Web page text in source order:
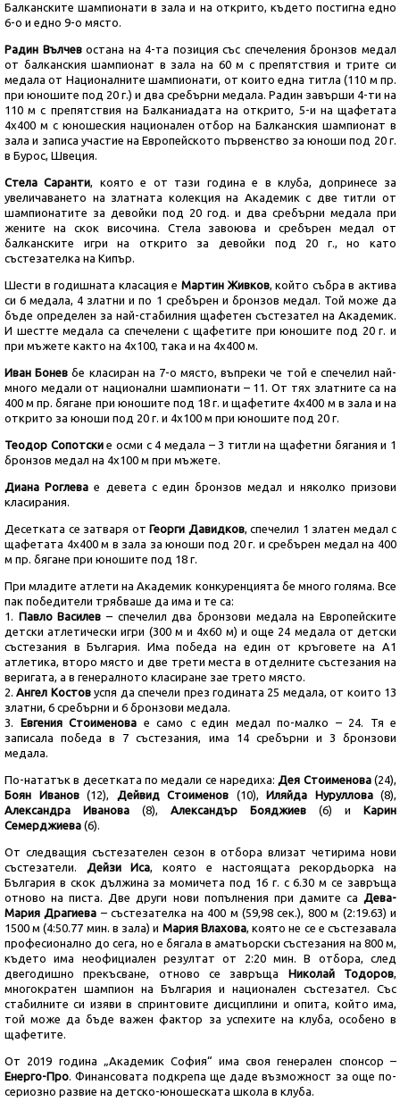
Балканските шампионати в зала и на открито, където постигна едно
6-о и едно 9-о място.
Радин Вълчевостана на 4-та позиция със спечеления бронзов медал
от балканския шампионат в зала на 60 м с препятствия и трите си
медала от Националните шампионати, от които една титла (110 м пр.
при юношите под 20 г.) и два сребърни медала. Радин завърши 4-ти на
110 м с препятствия на Балканиадата на открито, 5-и на щафетата
4х400 м с юношеския национален отбор на Балканския шампионат в
зала и записа участие на Европейското първенство за юноши под 20 г.
в Бурос, Швеция.
Стела Саранти, която е от тази година е в клуба, допринесе за
увеличаването на златната колекция на Академик с две титли от
шампионатите за девойки под 20 год. и два сребърни медала при
жените на скок височина. Стела завоюва и сребърен медал от
балканските игри на открито за девойки под 20 г., но като
състезателка на Кипър.
Шести в годишната класация еМартин Живков, който събра в актива
си 6 медала, 4 златни и по 1 сребърен и бронзов медал. Той може да
бъде определен за най-стабилния щафетен състезател на Академик.
И шестте медала са спечелени с щафетите при юношите под 20 г. и
при мъжете както на 4х100, така и на 4х400 м.
Иван Бонев бе класиран на 7-о място, въпреки че той е спечелил най-
много медали от национални шампионати – 11. От тях златните са на
400 м пр. бягане при юношите под 18 г. и щафетите 4х400 м в зала и на
открито за юноши под 20 г. и 4х100 м при юношите под 20 г.
Теодор Сопотские осми с 4 медала – 3 титли на щафетни бягания и 1
бронзов медал на 4х100 м при мъжете.
Диана Роглева е девета с един бронзов медал и няколко призови
класирания.
Десетката се затваря отГеорги Давидков, спечелил 1 златен медал с
щафетата 4х400 м в зала за юноши под 20 г. и сребърен медал на 400
м пр. бягане при юношите под 18 г.
При младите атлети на Академик конкуренцията бе много голяма. Все
пак победители трябваше да има и те са:
1. Павло Василев – спечелил два бронзови медала на Европейските
детски атлетически игри (300 м и 4х60 м) и още 24 медала от детски
състезания в България. Има победа на един от кръговете на А1
атлетика, второ място и две трети места в отделните състезания на
веригата, а в генералното класиране зае трето място.
2.Ангел Костовуспя да спечели през годината 25 медала, от които 13
златни, 6 сребърни и 6 бронзови медала.
3. Евгения Стоименова е само с един медал по-малко – 24. Тя е
записала победа в 7 състезания, има 14 сребърни и 3 бронзови
медала.
По-нататък в десетката по медали се наредиха:Дея Стоименова(24),
Боян Иванов(12), Дейвид Стоименов (10),Иляйда Нуруллова(8),
Александра Иванова (8),Александър Бояджиев (6) иКарин
Семерджиева (6).
От следващия състезателен сезон в отбора влизат четирима нови
състезатели. Дейзи Иса, която е настоящата рекордьорка на
България в скок дължина за момичета под 16 г. с 6.30 м се завръща
отново на писта. Две други нови попълнения при дамите саДева-
Мария Драгиева – състезателка на 400 м (59,98 сек.), 800 м (2:19.63) и
1500 м (4:50.77 мин. в зала) и Мария Влахова, която не се е състезавала
професионално до сега, но е бягала в аматьорски състезания на 800 м,
където има неофициален резултат от 2:20 мин. В отбора, след
двегодишно прекъсване, отново се завръща Николай Тодоров,
многократен шампион на България и национален състезател. Със
стабилните си изяви в спринтовите дисциплини и опита, който има,
той може да бъде важен фактор за успехите на клуба, особено в
щафетите.
От 2019 година „Академик София“ има своя генерален спонсор –
Енерго-Про. Финансовата подкрепа ще даде възможност за още по-
сериозно развие на детско-юношеската школа в клуба.